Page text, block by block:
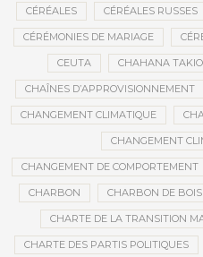
CÉRÉALES CÉRÉALES RUSSES
CÉRÉMONIES DE MARIAGE
CEUTA CHAHANA
CHAÎNES D’APPROVISIONNEMENT
CHANGEMENT CLIMATIQUE
CHANGEMENT
CHANGEMENT DE COMPORTEMENT
CHARBON CHARBON DE BOIS
CHARTE DE LA TRANSITION
CHARTE DES PARTIS POLITIQUES